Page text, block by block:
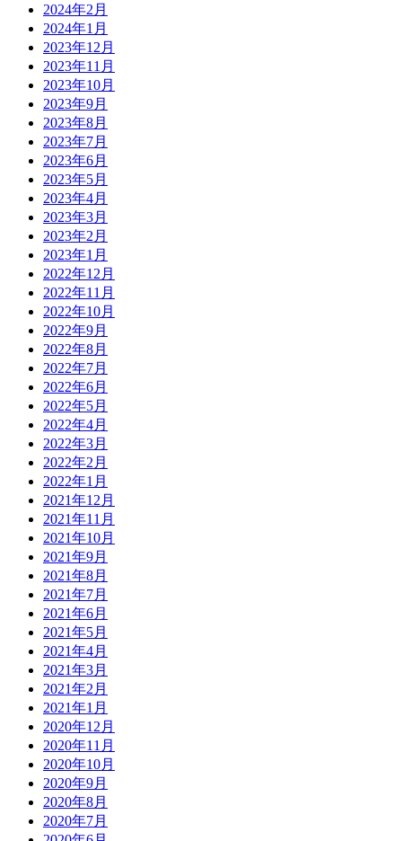
2024年2月
2024年1月
2023年12月
2023年11月
2023年10月
2023年9月
2023年8月
2023年7月
2023年6月
2023年5月
2023年4月
2023年3月
2023年2月
2023年1月
2022年12月
2022年11月
2022年10月
2022年9月
2022年8月
2022年7月
2022年6月
2022年5月
2022年4月
2022年3月
2022年2月
2022年1月
2021年12月
2021年11月
2021年10月
2021年9月
2021年8月
2021年7月
2021年6月
2021年5月
2021年4月
2021年3月
2021年2月
2021年1月
2020年12月
2020年11月
2020年10月
2020年9月
2020年8月
2020年7月